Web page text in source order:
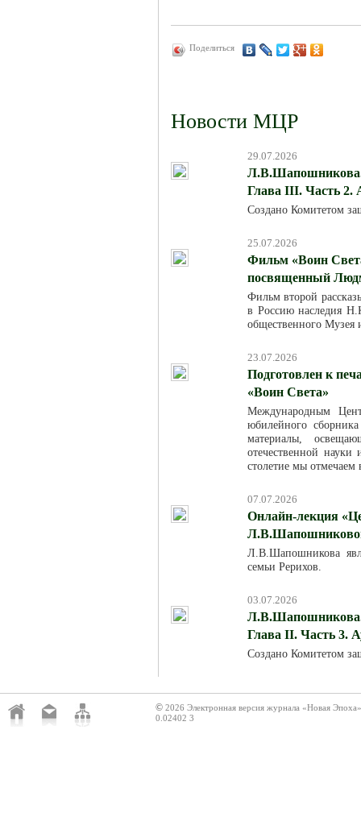
Поделиться
Новости МЦР
29.07.2026
Л.В.Шапошникова.
Глава III. Часть 2.
Создано Комитетом
25.07.2026
Фильм «Воин
посвященный
Фильм второй
в Россию наследия
общественного
23.07.2026
Подготовлен к
«Воин Света»
Международным
юбилейного
материалы,
отечественной
столетие мы отмечаем
07.07.2026
Онлайн-лекция
Л.В.Шапошникова
семьи Рерихов.
03.07.2026
Л.В.Шапошникова.
Глава II. Часть 3.
Создано Комитетом
© 2026 Электронная версия журнала «Новая Эпоха»
0.02402 3